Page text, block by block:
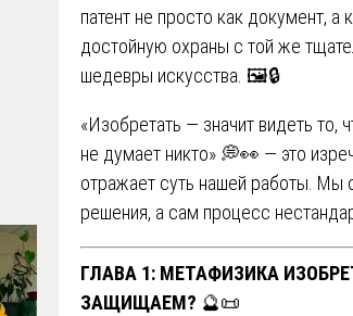
патент не просто как документ,
достойную охраны с той же
шедевры искусства. 🖼️🔒
«Изобретать — значит видеть то,
не думает никто» 💭👀 — это
отражает суть нашей работы. Мы
решения, а сам процесс
ГЛАВА 1: МЕТАФИЗИКА
ЗАЩИЩАЕМ? 🔮📜